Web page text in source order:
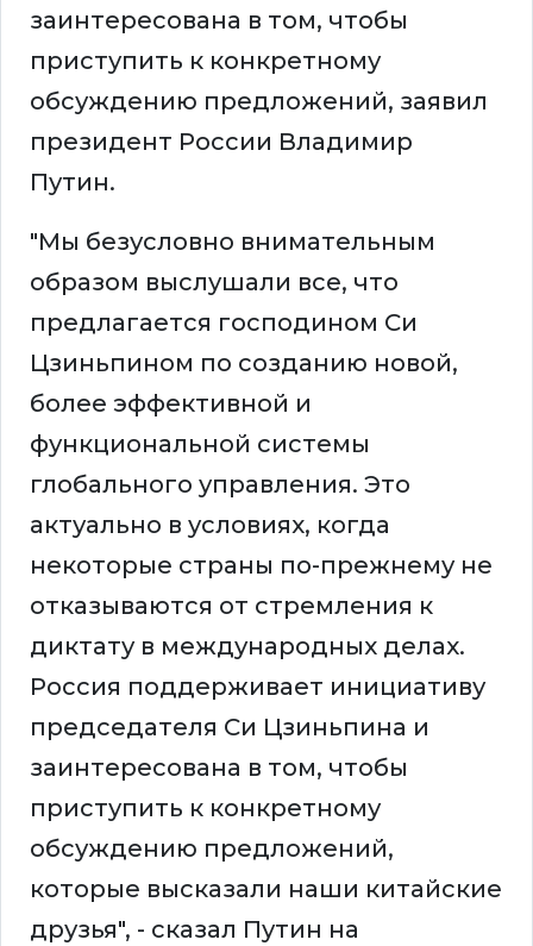
заинтересована в том, чтобы
приступить к конкретному
обсуждению предложений, заявил
президент России Владимир
Путин.
"Мы безусловно внимательным
образом выслушали все, что
предлагается господином Си
Цзиньпином по созданию новой,
более эффективной и
функциональной системы
глобального управления. Это
актуально в условиях, когда
некоторые страны по-прежнему не
отказываются от стремления к
диктату в международных делах.
Россия поддерживает инициативу
председателя Си Цзиньпина и
заинтересована в том, чтобы
приступить к конкретному
обсуждению предложений,
которые высказали наши китайские
друзья", - сказал Путин на